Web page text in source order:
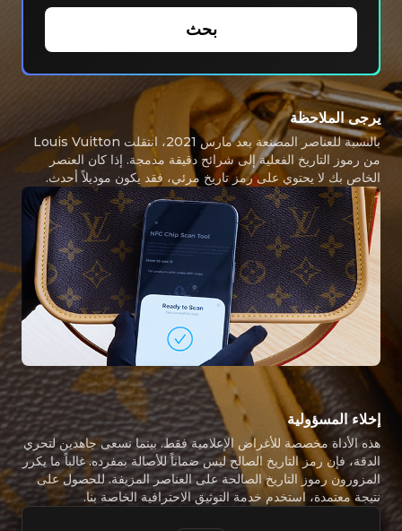
بحث
يرجى الملاحظة
بالنسبة للعناصر المصنعة بعد مارس 2021، انتقلت Louis Vuitton
من رموز التاريخ الفعلية إلى شرائح دقيقة مدمجة. إذا كان العنصر
الخاص بك لا يحتوي على رمز تاريخ مرئي، فقد يكون موديلاً أحدث.
إخلاء المسؤولية
هذه الأداة مخصصة للأغراض الإعلامية فقط. بينما نسعى جاهدين لتحري
الدقة، فإن رمز التاريخ الصالح ليس ضماناً للأصالة بمفرده. غالباً ما يكرر
المزورون رموز التاريخ الصالحة على العناصر المزيفة. للحصول على
نتيجة معتمدة، استخدم خدمة التوثيق الاحترافية الخاصة بنا.